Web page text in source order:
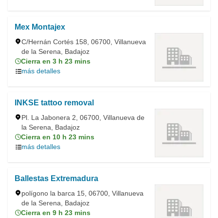
Mex Montajex
C/Hernán Cortés 158, 06700, Villanueva
de la Serena, Badajoz
Cierra en 3 h 23 mins
más detalles
INKSE tattoo removal
Pl. La Jabonera 2, 06700, Villanueva de
la Serena, Badajoz
Cierra en 10 h 23 mins
más detalles
Ballestas Extremadura
polígono la barca 15, 06700, Villanueva
de la Serena, Badajoz
Cierra en 9 h 23 mins